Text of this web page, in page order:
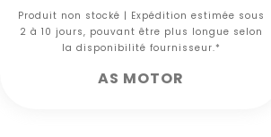
Produit non stocké | Expédition estimée sous
2 à 10 jours, pouvant être plus longue selon
la disponibilité fournisseur.*
AS MOTOR